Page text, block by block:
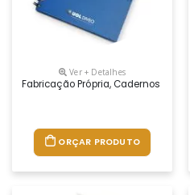
Ver + Detalhes
Fabricação Própria, Cadernos
ORÇAR PRODUTO